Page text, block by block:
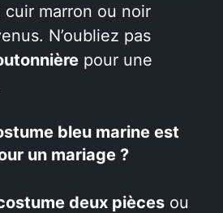
cuir marron ou noir
N’oubliez pas
pour une
bleu marine est
un mariage ?
deux pièces ou